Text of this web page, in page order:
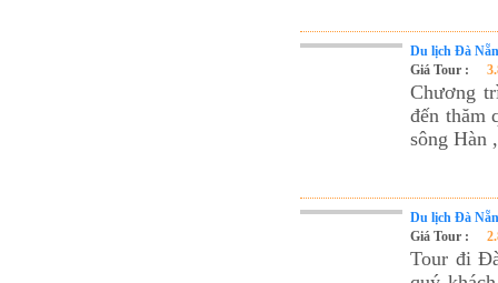
Du lịch Đà
Giá Tour :
Chương
đến thăm
sông Hàn
Du lịch Đà
Giá Tour :
Tour đi